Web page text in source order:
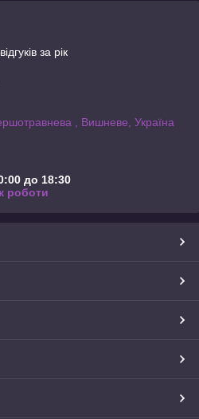
за рік
, Вишневе, Україна
до 18:30
роботи